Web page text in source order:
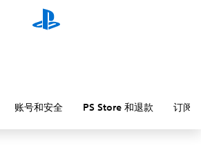
账号和安全 PS Store 和退款 订阅